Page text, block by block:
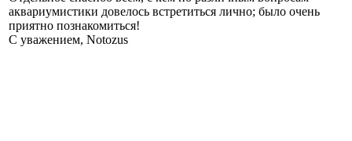
аквариумистики довелось встретиться лично; было очень
приятно познакомиться!
С уважением, Notozus